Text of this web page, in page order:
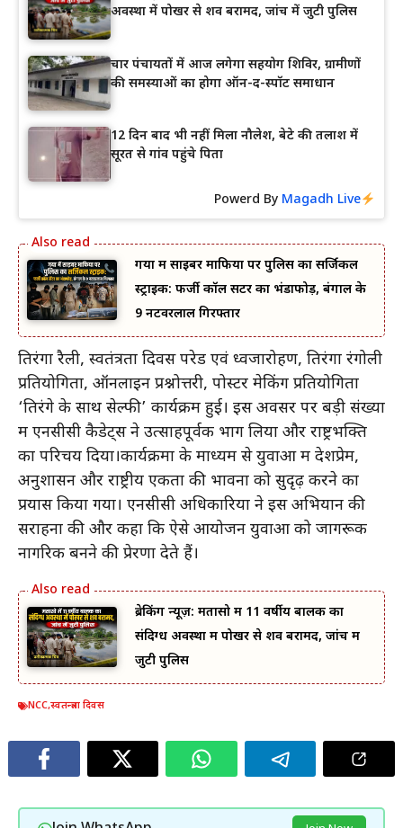
अवस्था में पोखर से शव बरामद, जांच में जुटी पुलिस
चार पंचायतों में आज लगेगा सहयोग शिविर, ग्रामीणों
की समस्याओं का होगा ऑन-द-स्पॉट समाधान
12 दिन बाद भी नहीं मिला नौलेश, बेटे की तलाश में
सूरत से गांव पहुंचे पिता
Powerd By Magadh Live
गया में साइबर माफिया पर पुलिस का सर्जिकल
स्ट्राइक: फर्जी कॉल सेंटर का भंडाफोड़, बंगाल के
9 नटवरलाल गिरफ्तार
तिरंगा रैली, स्वतंत्रता दिवस परेड एवं ध्वजारोहण, तिरंगा रंगोली
प्रतियोगिता, ऑनलाइन प्रश्नोत्तरी, पोस्टर मेकिंग प्रतियोगिता
‘तिरंगे के साथ सेल्फी’ कार्यक्रम हुई। इस अवसर पर बड़ी संख्या
में एनसीसी कैडेट्स ने उत्साहपूर्वक भाग लिया और राष्ट्रभक्ति
का परिचय दिया।कार्यक्रमों के माध्यम से युवाओं में देशप्रेम,
अनुशासन और राष्ट्रीय एकता की भावना को सुदृढ़ करने का
प्रयास किया गया। एनसीसी अधिकारियों ने इस अभियान की
सराहना की और कहा कि ऐसे आयोजन युवाओं को जागरूक
नागरिक बनने की प्रेरणा देते हैं।
ब्रेकिंग न्यूज़: मतासो में 11 वर्षीय बालक का
संदिग्ध अवस्था में पोखर से शव बरामद, जांच में
जुटी पुलिस
NCC,स्वतन्त्रता दिवस